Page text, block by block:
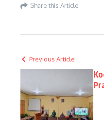
Share this Article
Previous Article